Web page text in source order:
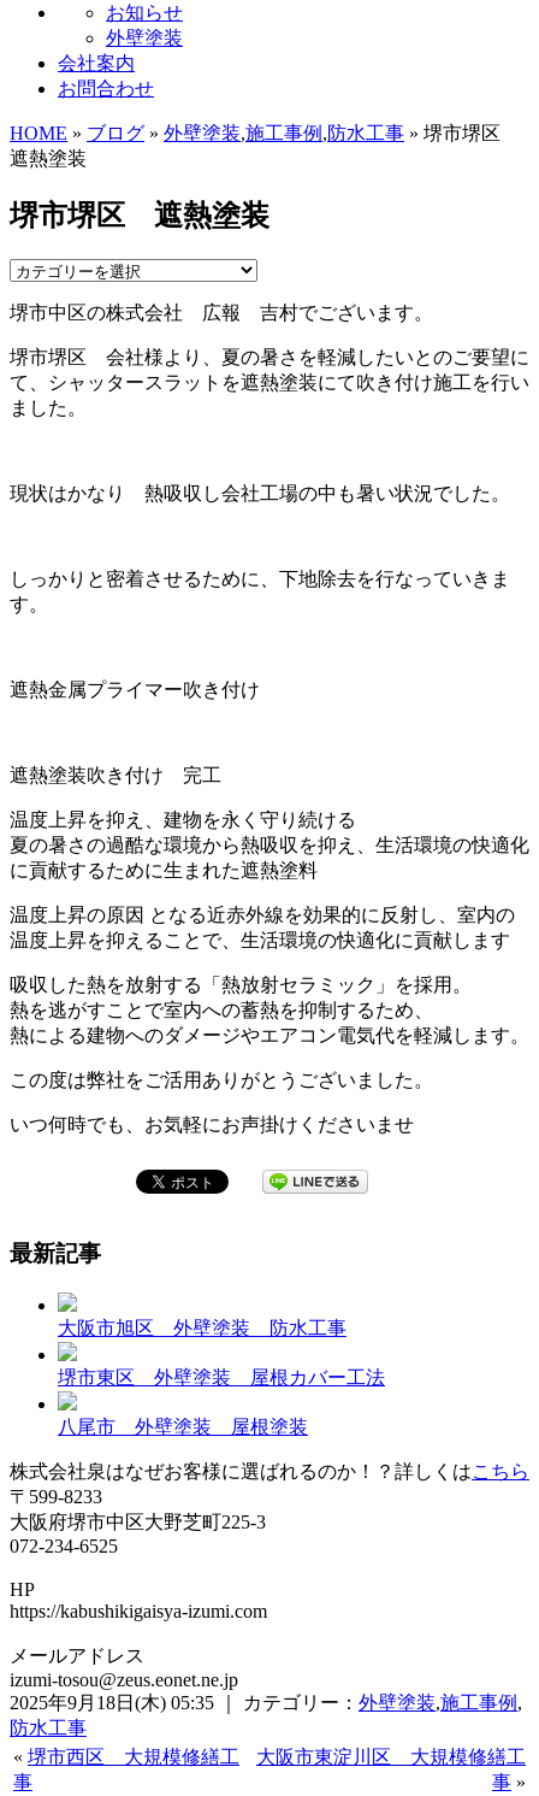
お知らせ
外壁塗装
会社案内
お問合わせ
HOME » ブログ » 外壁塗装,施工事例 ,防水工事 » 堺市堺区
遮熱塗装
堺市堺区 遮熱塗装
堺市中区の株式会社 広報 吉村でございます。
堺市堺区 会社様より、夏の暑さを軽減したいとのご要望に
て、シャッタースラットを遮熱塗装にて吹き付け施工を行い
ました。
現状はかなり 熱吸収し会社工場の中も暑い状況でした。
しっかりと密着させるために、下地除去を行なっていきま
す。
遮熱金属プライマー吹き付け
遮熱塗装吹き付け 完工
温度上昇を抑え、建物を永く守り続ける
夏の暑さの過酷な環境から熱吸収を抑え、生活環境の快適化
に貢献するために生まれた遮熱塗料
温度上昇の原因 となる近赤外線を効果的に反射し、室内の
温度上昇を抑えることで、生活環境の快適化に貢献します
吸収した熱を放射する「熱放射セラミック」を採用。
熱を逃がすことで室内への蓄熱を抑制するため、
熱による建物へのダメージやエアコン電気代を軽減します。
この度は弊社をご活用ありがとうございました。
いつ何時でも、お気軽にお声掛けくださいませ
最新記事
大阪市旭区 外壁塗装 防水工事
堺市東区 外壁塗装 屋根カバー工法
八尾市 外壁塗装 屋根塗装
株式会社泉はなぜお客様に選ばれるのか！？詳しくはこちら
〒599-8233
大阪府堺市中区大野芝町225-3
072-234-6525
HP
https://kabushikigaisya-izumi.com
メールアドレス
izumi-tosou@zeus.eonet.ne.jp
2025年9月18日(木) 05:35 ｜ カテゴリー： 外壁塗装,施工事例 ,
防水工事
« 堺市西区 大規模修繕工
事
大阪市東淀川区 大規模修繕工
事 »